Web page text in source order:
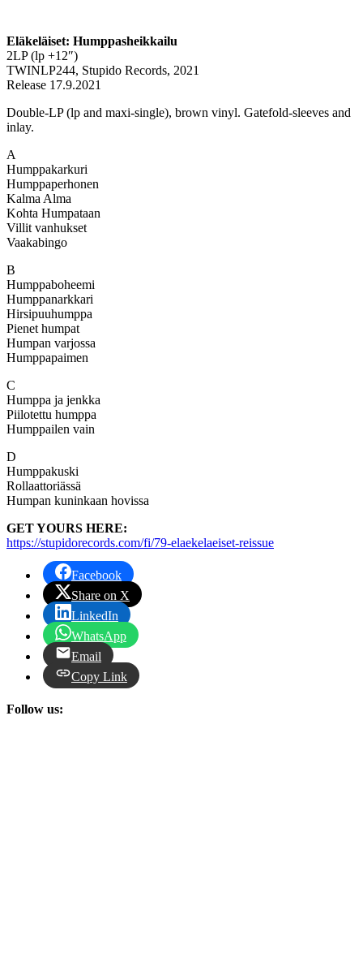
Eläkeläiset: Humppasheikkailu
2LP (lp +12″)
TWINLP244, Stupido Records, 2021
Release 17.9.2021
Double-LP (lp and maxi-single), brown vinyl. Gatefold-sleeves and
inlay.
A
Humppakarkuri
Humppaperhonen
Kalma Alma
Kohta Humpataan
Villit vanhukset
Vaakabingo
B
Humppaboheemi
Humppanarkkari
Hirsipuuhumppa
Pienet humpat
Humpan varjossa
Humppapaimen
C
Humppa ja jenkka
Piilotettu humppa
Humppailen vain
D
Humppakuski
Rollaattoriässä
Humpan kuninkaan hovissa
GET YOURS HERE:
https://stupidorecords.com/fi/79-elaekelaeiset-reissue
Facebook
Share on X
LinkedIn
WhatsApp
Email
Copy Link
Follow us: